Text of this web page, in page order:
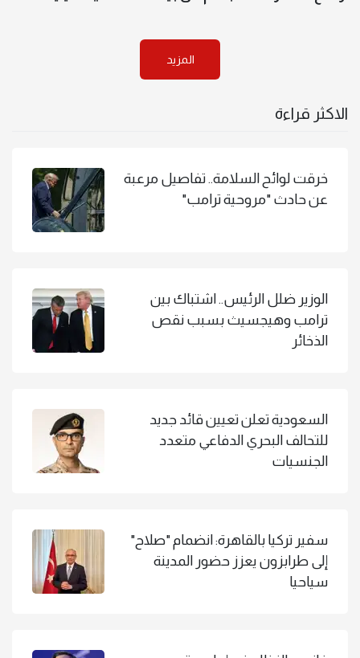
المزيد
الاكثر قراءة
خرقت لوائح السلامة.. تفاصيل مرعبة
عن حادث "مروحية ترامب"
الوزير ضلل الرئيس.. اشتباك بين
ترامب وهيجسيث بسبب نقص
الذخائر
السعودية تعلن تعيين قائد جديد
للتحالف البحري الدفاعي متعدد
الجنسيات
سفير تركيا بالقاهرة: انضمام "صلاح"
إلى طرابزون يعزز حضور المدينة
سياحيا